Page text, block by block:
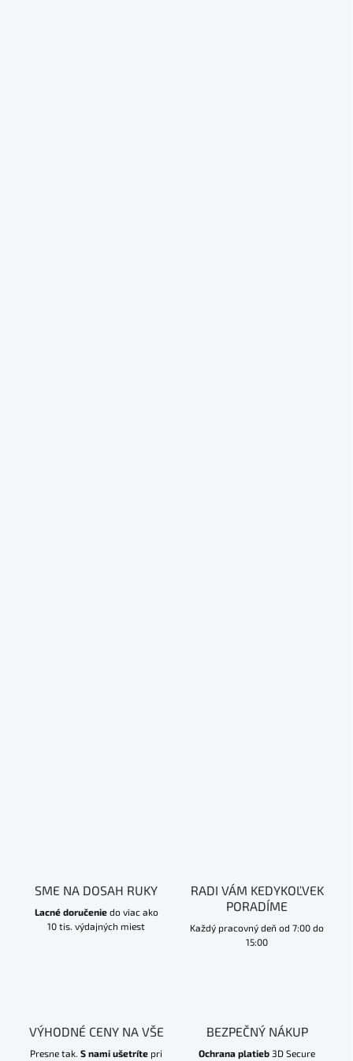
SME NA DOSAH RUKY
Lacné doručeniedo viac ako
10 tis. výdajných miest
RADI VÁM KEDYKOĽVEK
PORADÍME
Každý pracovný deň od 7:00 do
15:00
VÝHODNÉ CENY NA VŠE
Presne tak. S nami ušetríte pri
BEZPEČNÝ NÁKUP
Ochrana platieb 3D Secure